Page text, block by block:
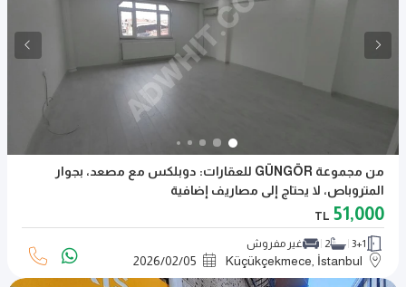
من مجموعة GÜNGÖR للعقارات: دوبلكس مع مصعد، بجوار
المتروباص، لا يحتاج إلى مصاريف إضافية
51,000
TL
3+1
2 غير مفروش
Küçükçekmece, İstanbul
2026/02/05